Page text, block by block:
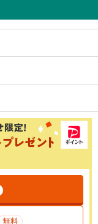
無料